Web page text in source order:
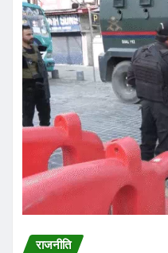
राजनीति